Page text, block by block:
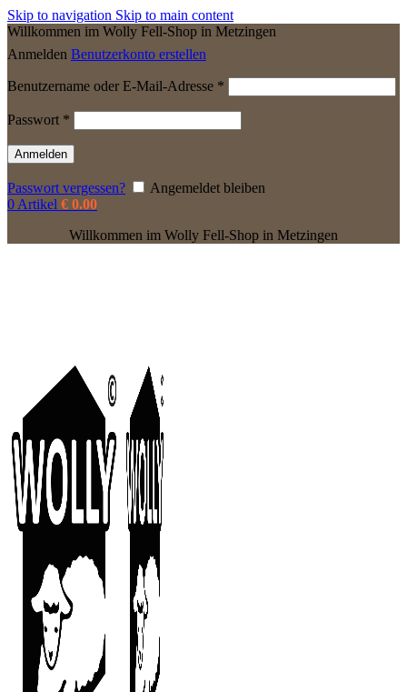
Skip to navigation Skip to main content
Willkommen im Wolly Fell-Shop in Metzingen
Anmelden Benutzerkonto erstellen
Benutzername oder E-Mail-Adresse *
Passwort *
Anmelden
Passwort vergessen?
Angemeldet bleiben
0 Artikel € 0.00
Willkommen im Wolly Fell-Shop in Metzingen